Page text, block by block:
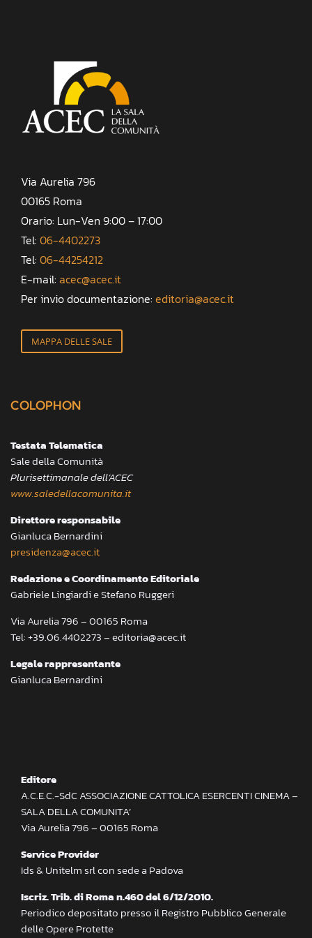
Via Aurelia 796
00165 Roma
Orario: Lun-Ven 9:00 – 17:00
Tel: 06-4402273
Tel: 06-44254212
E-mail: acec@acec.it
Per invio documentazione: editoria@acec.it
MAPPA DELLE SALE
COLOPHON
Testata Telematica
Sale della Comunità
Plurisettimanale dell’ACEC
www.saledellacomunita.it
Direttore responsabile
Gianluca Bernardini
presidenza@acec.it
Redazione e Coordinamento Editoriale
Gabriele Lingiardi e Stefano Ruggeri
Via Aurelia 796 – 00165 Roma
Tel: +39.06.4402273 – editoria@acec.it
Legale rappresentante
Gianluca Bernardini
Editore
A.C.E.C.-SdC ASSOCIAZIONE CATTOLICA ESERCENTI CINEMA –
SALA DELLA COMUNITA’
Via Aurelia 796 – 00165 Roma
Service Provider
Ids & Unitelm srl con sede a Padova
Iscriz. Trib. di Roma n.460 del 6/12/2010.
Periodico depositato presso il Registro Pubblico Generale
delle Opere Protette